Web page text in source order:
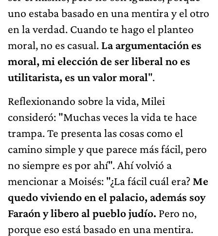
uno estaba basado en una mentira y el otro
en la verdad. Cuando te hago el planteo
moral, no es casual. La argumentación es
moral, mi elección de ser liberal no es
utilitarista, es un valor moral".
Reflexionando sobre la vida, Milei
consideró: "Muchas veces la vida te hace
trampa. Te presenta las cosas como el
camino simple y que parece más fácil, pero
no siempre es por ahí". Ahí volvió a
mencionar a Moisés: "¿La fácil cuál era? Me
quedo viviendo en el palacio, además soy
Faraón y libero al pueblo judío. Pero no,
porque eso está basado en una mentira.